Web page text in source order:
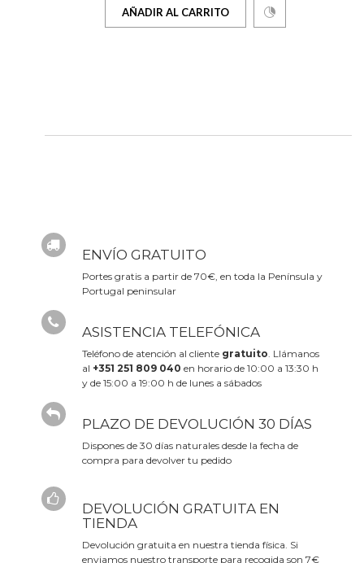
AÑADIR AL CARRITO
ENVÍO GRATUITO
Portes gratis a partir de 70€, en toda la Península y
Portugal peninsular
ASISTENCIA TELEFÓNICA
Teléfono de atención al cliente gratuito. Llámanos
al +351 251 809 040 en horario de 10:00 a 13:30 h
y de 15:00 a 19:00 h de lunes a sábados
PLAZO DE DEVOLUCIÓN 30 DÍAS
Dispones de 30 días naturales desde la fecha de
compra para devolver tu pedido
DEVOLUCIÓN GRATUITA EN
TIENDA
Devolución gratuita en nuestra tienda física. Si
enviamos nuestro transporte para recogida son 7€